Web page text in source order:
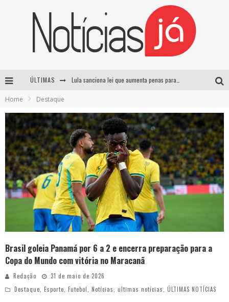
ÚLTIMAS
Operação prende dois suspeitos e cumpre mandados contra organização criminosa em Cajazeiras
Casamento de Davi Brito e Emilly Araújo está marcado para setembro e deve custar cerca de R$ 2 milhões
Home Destaque
Brasil goleia Panamá por 6 a 2 e encerra preparação para a
Copa do Mundo com vitória no Maracanã
Redação
31 de maio de 2026
Destaque Esporte Futebol Notícias ultimas notícias ÚLTIMAS NOTÍCIAS